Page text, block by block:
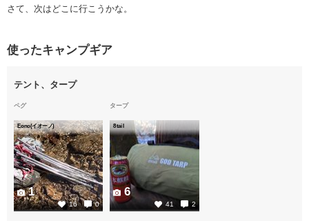
さて、次はどこに行こうかな。
使ったキャンプギア
テント、タープ
ペグ
Eono(イオーノ)
16 0
1
タープ
8tail
41 2
6